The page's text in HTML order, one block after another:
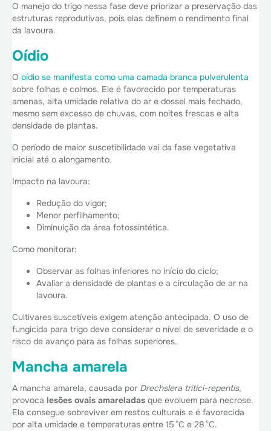
O manejo do trigo nessa fase deve priorizar a preservação das
estruturas reprodutivas, pois elas definem o rendimento final
da lavoura.
Oídio
O oídio se manifesta como uma camada branca pulverulenta
sobre folhas e colmos. Ele é favorecido por temperaturas
amenas, alta umidade relativa do ar e dossel mais fechado,
mesmo sem excesso de chuvas, com noites frescas e alta
densidade de plantas.
O período de maior suscetibilidade vai da fase vegetativa
inicial até o alongamento.
Impacto na lavoura:
Redução do vigor;
Menor perfilhamento;
Diminuição da área fotossintética.
Como monitorar:
Observar as folhas inferiores no início do ciclo;
Avaliar a densidade de plantas e a circulação de ar na
lavoura.
Cultivares suscetíveis exigem atenção antecipada. O uso de
fungicida para trigo deve considerar o nível de severidade e o
risco de avanço para as folhas superiores.
Mancha amarela
A mancha amarela, causada por Drechslera tritici-repentis,
provoca lesões ovais amareladas que evoluem para necrose.
Ela consegue sobreviver em restos culturais e é favorecida
por alta umidade e temperaturas entre 15 °C e 28 °C.